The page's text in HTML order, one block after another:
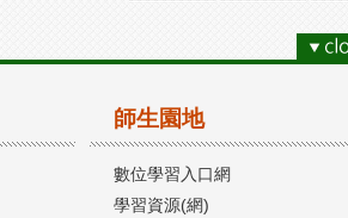
師生園地
數位學習入口網
學習資源(網)